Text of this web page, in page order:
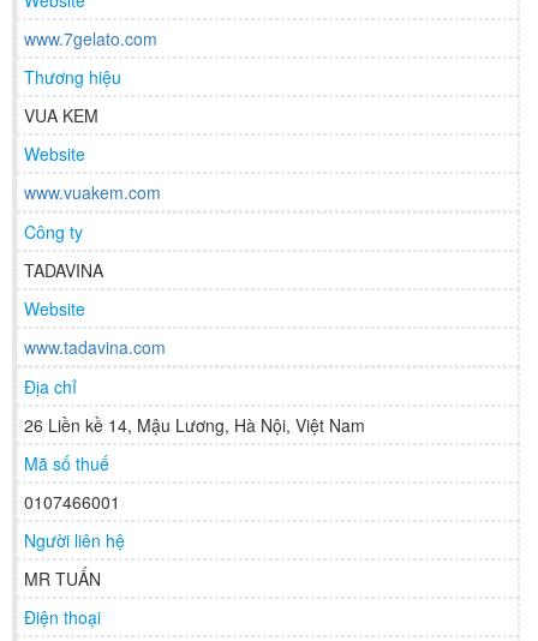
www.7gelato.com
Thương hiệu
VUA KEM
Website
www.vuakem.com
Công ty
TADAVINA
Website
www.tadavina.com
Địa chỉ
26 Liền kề 14, Mậu Lương, Hà Nội, Việt Nam
Mã số thuế
0107466001
Người liên hệ
MR TUẤN
Điện thoại